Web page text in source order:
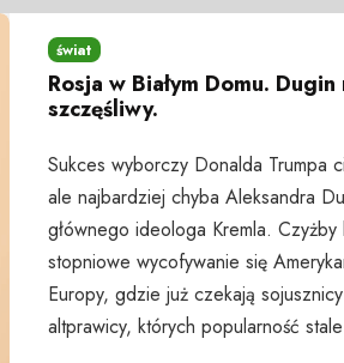
świat
Rosja w Białym Domu.
szczęśliwy.
Sukces wyborczy Donalda Trumpa
ale najbardziej chyba Aleksandra
głównego ideologa Kremla. Czyżby
stopniowe wycofywanie się
Europy, gdzie już czekają
altprawicy, których popularność